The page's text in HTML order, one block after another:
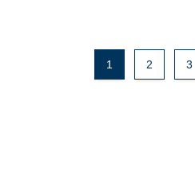
1 2 3